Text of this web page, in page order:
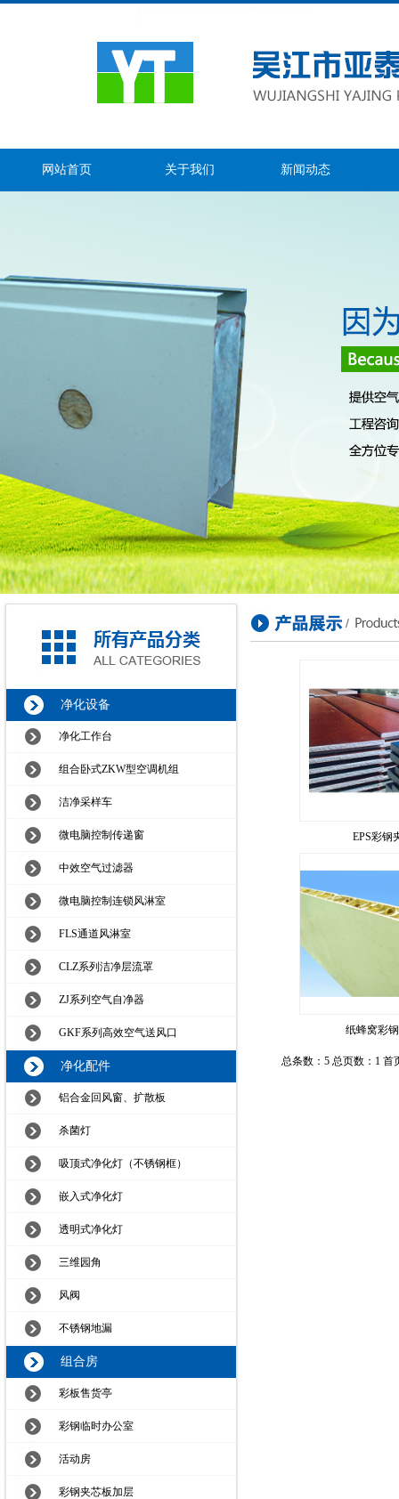
网站首页 关于我们 新闻动态
净化设备
净化工作台
组合卧式ZKW型空调机组
洁净采样车
微电脑控制传递窗
中效空气过滤器
微电脑控制连锁风淋室
FLS通道风淋室
CLZ系列洁净层流罩
ZJ系列空气自净器
GKF系列高效空气送风口
净化配件
铝合金回风窗、扩散板
杀菌灯
吸顶式净化灯（不锈钢框）
嵌入式净化灯
透明式净化灯
三维园角
风阀
不锈钢地漏
组合房
彩板售货亭
彩钢临时办公室
活动房
彩钢夹芯板加层
EPS彩钢
纸蜂窝彩
总条数：5 总页数：1 首